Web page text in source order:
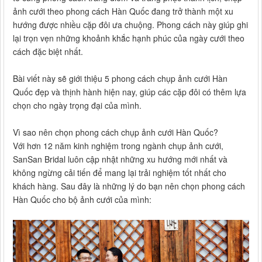
ảnh cưới theo phong cách Hàn Quốc đang trở thành một xu
hướng được nhiều cặp đôi ưa chuộng. Phong cách này giúp ghi
lại trọn vẹn những khoảnh khắc hạnh phúc của ngày cưới theo
cách đặc biệt nhất.
Bài viết này sẽ giới thiệu 5 phong cách chụp ảnh cưới Hàn
Quốc đẹp và thịnh hành hiện nay, giúp các cặp đôi có thêm lựa
chọn cho ngày trọng đại của mình.
Vì sao nên chọn phong cách chụp ảnh cưới Hàn Quốc?
Với hơn 12 năm kinh nghiệm trong ngành chụp ảnh cưới,
SanSan Bridal luôn cập nhật những xu hướng mới nhất và
không ngừng cải tiến để mang lại trải nghiệm tốt nhất cho
khách hàng. Sau đây là những lý do bạn nên chọn phong cách
Hàn Quốc cho bộ ảnh cưới của mình: